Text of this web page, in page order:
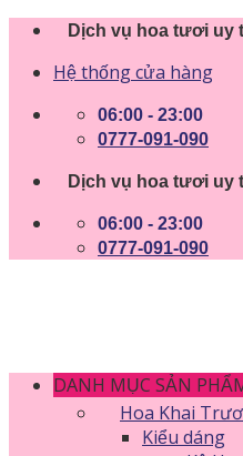
Skip
content
Dịch vụ hoa tươi uy
Hệ thống cửa hàng
06:00 - 23:00
0777-091-090
Dịch vụ hoa tươi uy
06:00 - 23:00
0777-091-090
DANH MỤC SẢN
Hoa Khai
Kiểu dáng